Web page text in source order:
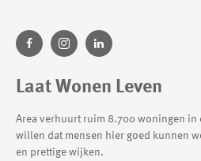
Laat Wonen Leven
Area verhuurt ruim 8.700 woningen in
willen dat mensen hier goed kunnen
en prettige wijken.